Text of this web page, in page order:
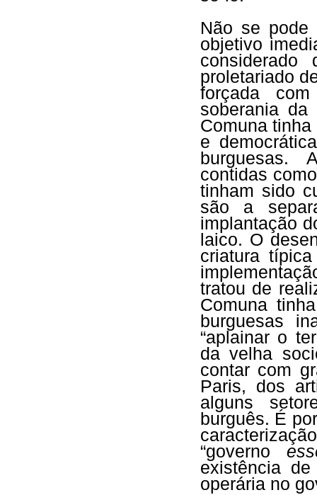
Não se pode
objetivo
proletariado
forçada
soberania
Comuna
e
burguesas.
contidas
tinham sido
são a
implantação
laico. O
criatura
tratou de
Comuna
burguesas
“aplainar o
da velha
contar com
Paris, dos
alguns
burguês. É
“governo
existência
operária no